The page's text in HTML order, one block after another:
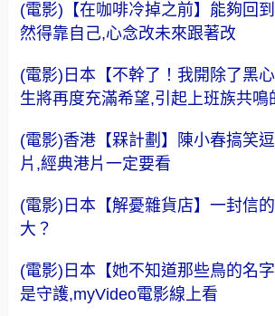
(電影)【在咖啡冷掉之前】能夠回
然得靠自己,心念改未來跟著改
(電影)日本【不幹了！我開除了黑
生將再度充滿希望,引起上班族共鳴
(電影)香港【槑計劃】陳小春搞笑
片,經典港片一定要看
(電影)日本【解憂雜貨店】一封信
大？
(電影)日本【她不知道那些鳥的名
是守護,myVideo電影線上看